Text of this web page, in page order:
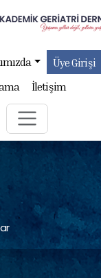
Üye Girişi
İletişim